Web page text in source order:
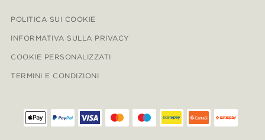
POLITICA SUI COOKIE
INFORMATIVA SULLA PRIVACY
COOKIE PERSONALIZZATI
TERMINI E CONDIZIONI